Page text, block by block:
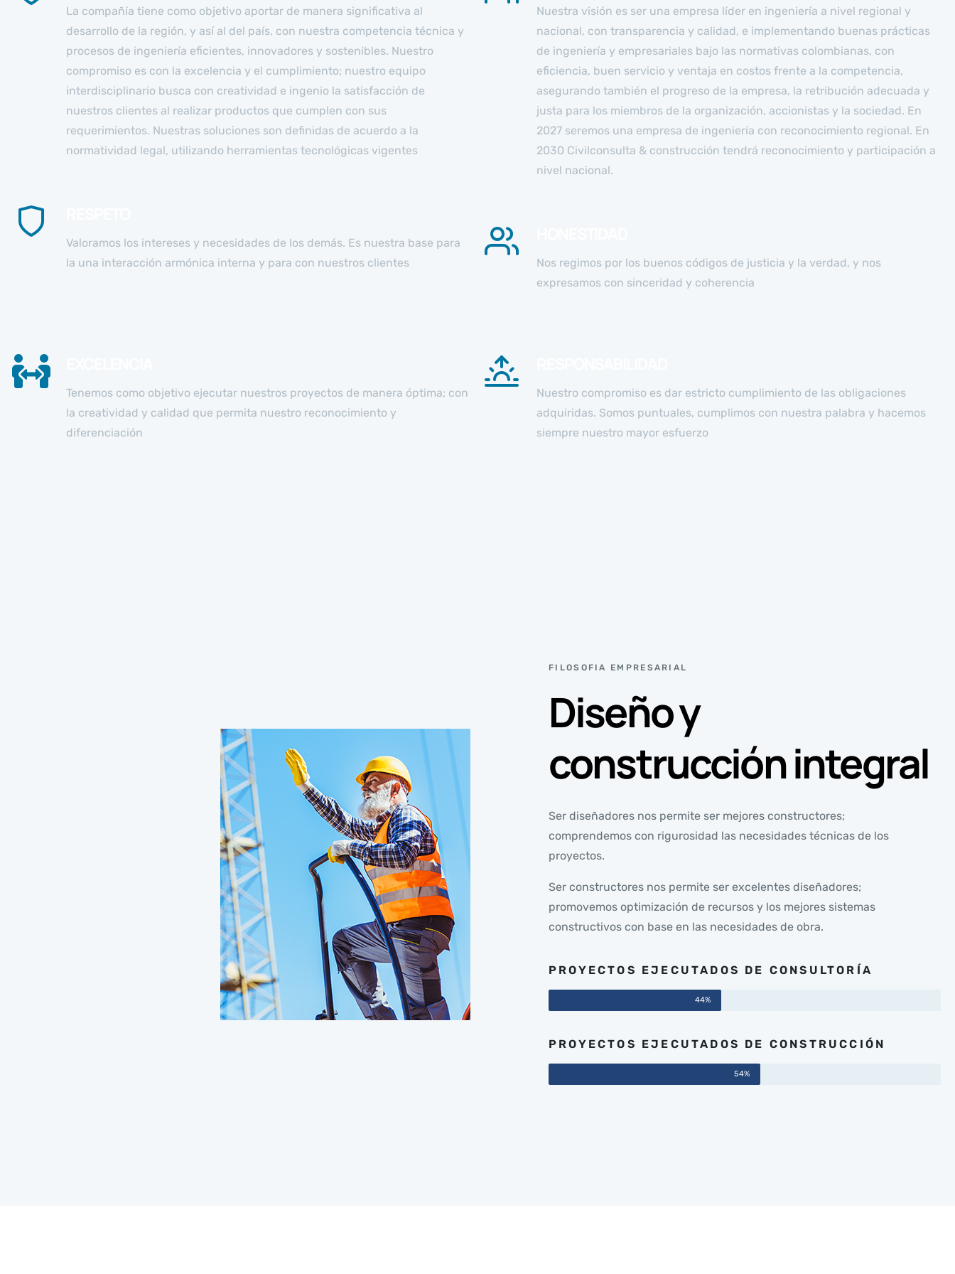
La compañía tiene como objetivo aportar de manera significativa al
desarrollo de la región, y así al del país, con nuestra competencia técnica y
procesos de ingeniería eficientes, innovadores y sostenibles. Nuestro
compromiso es con la excelencia y el cumplimiento; nuestro equipo
interdisciplinario busca con creatividad e ingenio la satisfacción de
nuestros clientes al realizar productos que cumplen con sus
requerimientos. Nuestras soluciones son definidas de acuerdo a la
normatividad legal, utilizando herramientas tecnológicas vigentes
Valoramos los intereses y necesidades de los demás. Es nuestra base para
la una interacción armónica interna y para con nuestros clientes
Nuestra visión es ser una empresa líder en ingeniería a nivel regional y
nacional, con transparencia y calidad, e implementando buenas prácticas
de ingeniería y empresariales bajo las normativas colombianas, con
eficiencia, buen servicio y ventaja en costos frente a la competencia,
asegurando también el progreso de la empresa, la retribución adecuada y
justa para los miembros de la organización, accionistas y la sociedad. En
2027 seremos una empresa de ingeniería con reconocimiento regional. En
2030 Civilconsulta & construcción tendrá reconocimiento y participación a
nivel nacional.
Nos regimos por los buenos códigos de justicia y la verdad, y nos
expresamos con sinceridad y coherencia
Tenemos como objetivo ejecutar nuestros proyectos de manera óptima; con
la creatividad y calidad que permita nuestro reconocimiento y
diferenciación
Nuestro compromiso es dar estricto cumplimiento de las obligaciones
adquiridas. Somos puntuales, cumplimos con nuestra palabra y hacemos
siempre nuestro mayor esfuerzo
FILOSOFIA EMPRESARIAL
Diseño y
construcción integral
Ser diseñadores nos permite ser mejores constructores;
comprendemos con rigurosidad las necesidades técnicas de los
proyectos.
Ser constructores nos permite ser excelentes diseñadores;
promovemos optimización de recursos y los mejores sistemas
constructivos con base en las necesidades de obra.
PROYECTOS EJECUTADOS DE CONSULTORÍA
44%
PROYECTOS EJECUTADOS DE CONSTRUCCIÓN
54%